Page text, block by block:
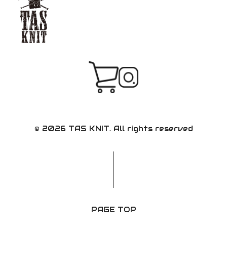
© 2026 TAS KNIT. All rights reserved
PAGE TOP